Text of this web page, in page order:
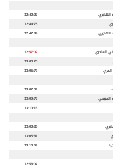
الهاجري
12:42:27
12:44:75
الهاجري 12:47:84
الهاجري
12:57:02
13:00:25
المري 13:05:79
13:07:09
13:09:77
13:10:16
13:02:39
13:05:81
13:10:69
12:58:07